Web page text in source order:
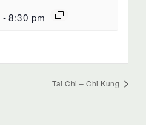
-8:30 pm
Tai Chi – Chi Kung